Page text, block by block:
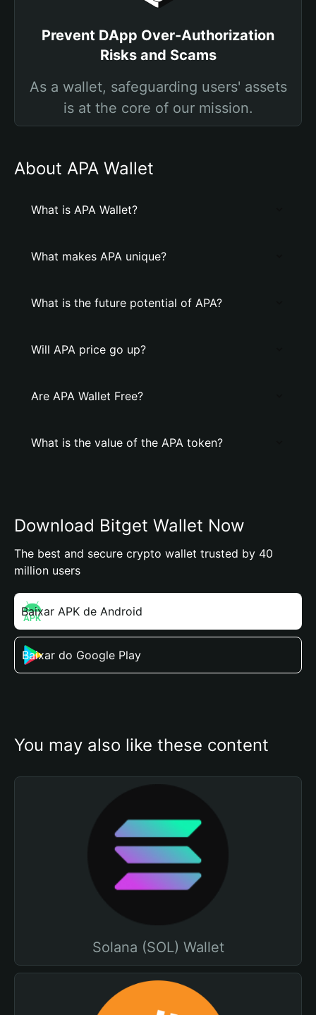
Prevent DApp Over-Authorization
Risks and Scams
As a wallet, safeguarding users' assets
is at the core of our mission.
About APA Wallet
What is APA Wallet?
What makes APA unique?
What is the future potential of APA?
Will APA price go up?
Are APA Wallet Free?
What is the value of the APA token?
Download Bitget Wallet Now
The best and secure crypto wallet trusted by 40
million users
Baixar APK de Android
Baixar do Google Play
You may also like these content
Solana (SOL) Wallet